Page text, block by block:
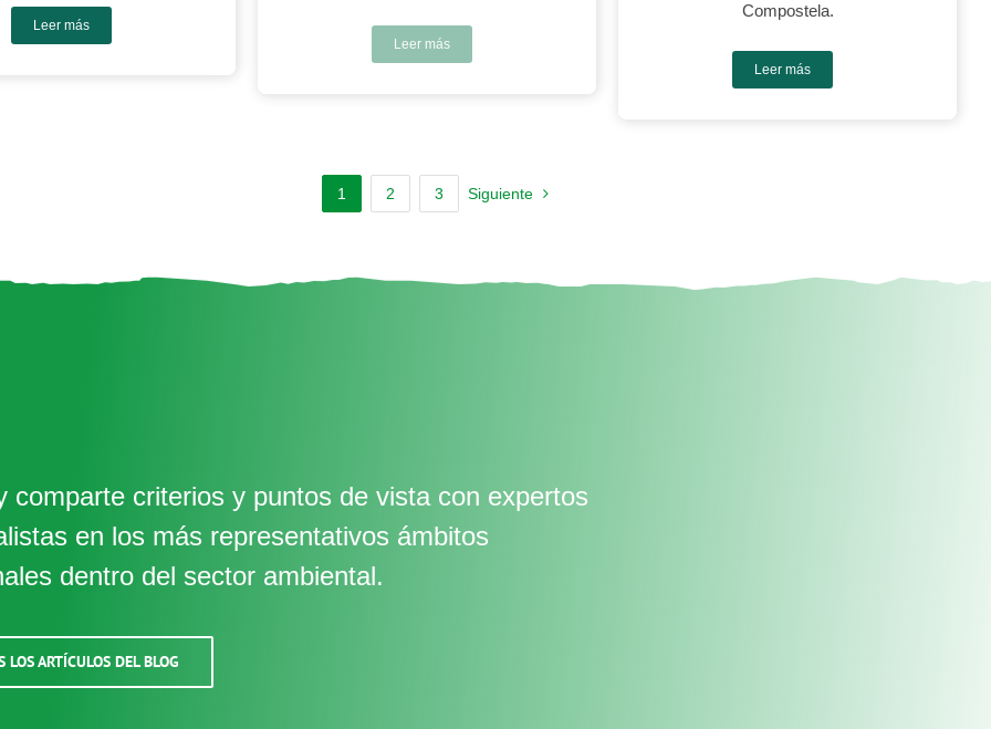
Leer más
Leer más
Compostela.
Leer más
1 2 3 Siguiente
comparte criterios y puntos de vista con expertos
en los más representativos ámbitos
dentro del sector ambiental.
LOS ARTÍCULOS DEL BLOG